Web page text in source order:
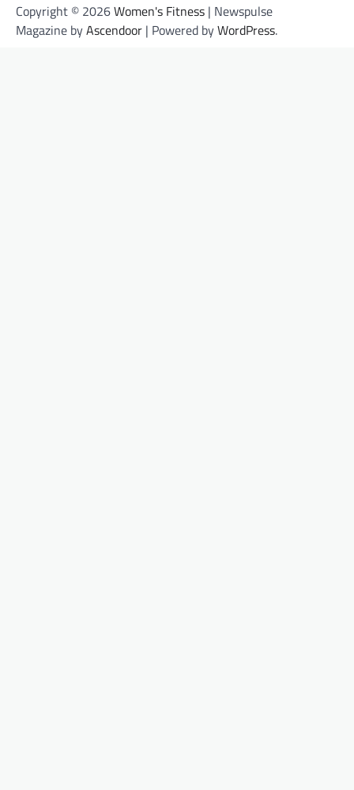
Copyright © 2026Women's Fitness | Newspulse
Magazine byAscendoor | Powered byWordPress.